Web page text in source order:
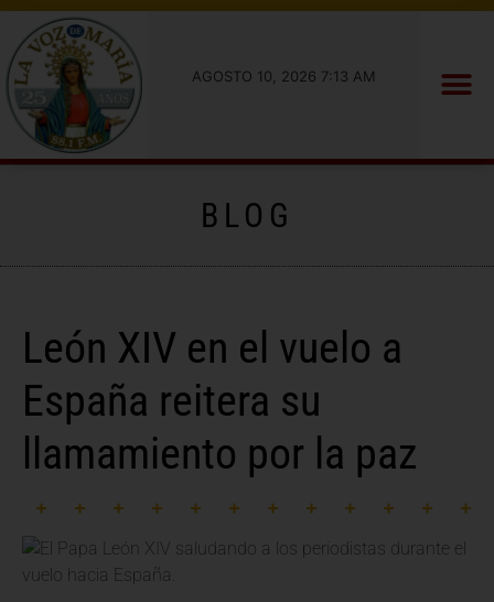
AGOSTO 10, 2026 7:13 AM
BLOG
León XIV en el vuelo a
España reitera su
llamamiento por la paz